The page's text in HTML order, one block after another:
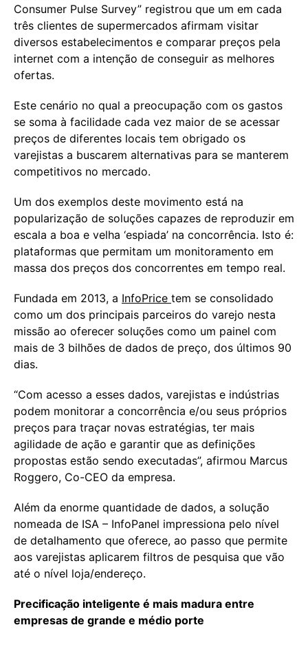
Consumer Pulse Survey” registrou que um em cada
três clientes de supermercados afirmam visitar
diversos estabelecimentos e comparar preços pela
internet com a intenção de conseguir as melhores
ofertas.
Este cenário no qual a preocupação com os gastos
se soma à facilidade cada vez maior de se acessar
preços de diferentes locais tem obrigado os
varejistas a buscarem alternativas para se manterem
competitivos no mercado.
Um dos exemplos deste movimento está na
popularização de soluções capazes de reproduzir em
escala a boa e velha ‘espiada’ na concorrência. Isto é:
plataformas que permitam um monitoramento em
massa dos preços dos concorrentes em tempo real.
Fundada em 2013, a InfoPrice tem se consolidado
como um dos principais parceiros do varejo nesta
missão ao oferecer soluções como um painel com
mais de 3 bilhões de dados de preço, dos últimos 90
dias.
“Com acesso a esses dados, varejistas e indústrias
podem monitorar a concorrência e/ou seus próprios
preços para traçar novas estratégias, ter mais
agilidade de ação e garantir que as definições
propostas estão sendo executadas”, afirmou Marcus
Roggero, Co-CEO da empresa.
Além da enorme quantidade de dados, a solução
nomeada de ISA – InfoPanel impressiona pelo nível
de detalhamento que oferece, ao passo que permite
aos varejistas aplicarem filtros de pesquisa que vão
até o nível loja/endereço.
Precificação inteligente é mais madura entre
empresas de grande e médio porte